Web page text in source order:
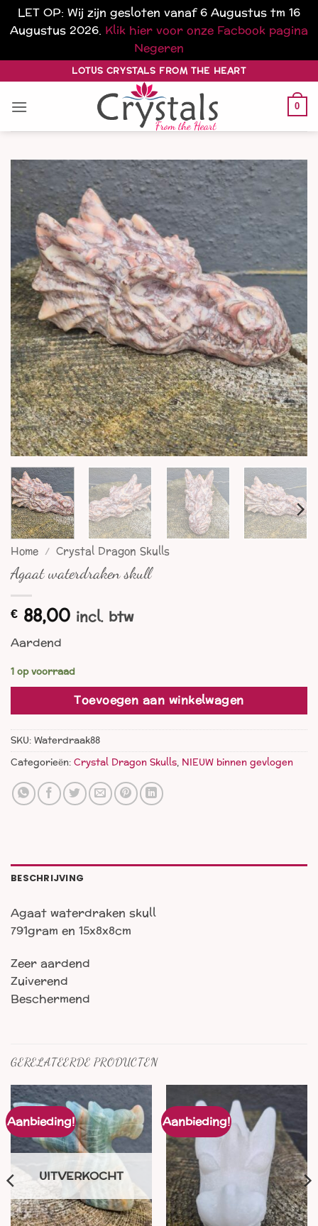
LET OP: Wij zijn gesloten vanaf 6 Augustus tm 16
Augustus 2026. Klik hier voor onze Facbook pagina
Negeren
naar
inhoud
LOTUS CRYSTALS FROM THE HEART
0
Home / Crystal Dragon Skulls
Agaat waterdraken skull
€ 88,00 incl. btw
Aardend
1 op voorraad
Toevoegen aan winkelwagen
SKU:Waterdraak88
Categorieën:Crystal Dragon Skulls, NIEUW binnen gevlogen
BESCHRIJVING
Agaat waterdraken skull
791gram en 15x8x8cm
Zeer aardend
Zuiverend
Beschermend
GERELATEERDE PRODUCTEN
Aanbieding!
UITVERKOCHT
Aanbieding!